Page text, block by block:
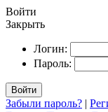
Войти
Закрыть
Логин:
Пароль:
Войти
Забыли пароль? |